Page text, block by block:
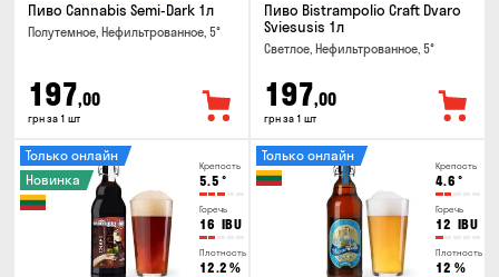
Пиво Cannabis Semi-Dark 1л
Полутемное, Нефильтрованное, 5°
197,00
грн за 1 шт
Пиво Bistrampolio Craft Dvaro
Sviesusis 1л
Светлое, Нефильтрованное, 5°
197,00
грн за 1 шт
Крепость
5.5 °
Горечь
16 IBU
Плотность
12.2 %
Только онлайн
Новинка
Крепость
4.6 °
Горечь
12 IBU
Плотность
12 %
Только онлайн